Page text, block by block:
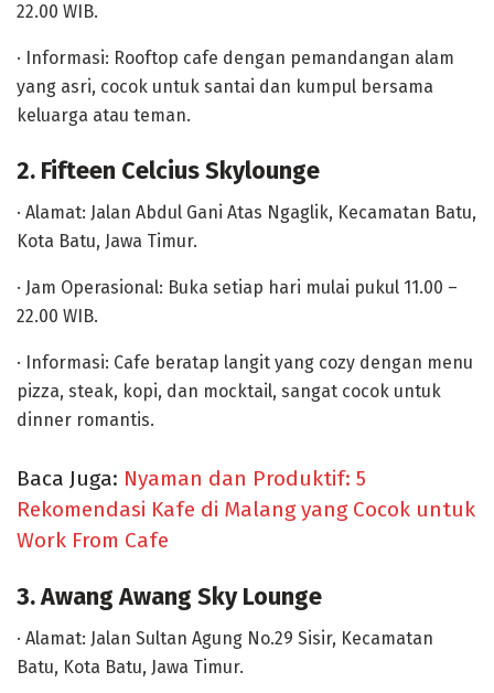
22.00 WIB.
· Informasi: Rooftop cafe dengan pemandangan alam
yang asri, cocok untuk santai dan kumpul bersama
keluarga atau teman.
2. Fifteen Celcius Skylounge
· Alamat: Jalan Abdul Gani Atas Ngaglik, Kecamatan Batu,
Kota Batu, Jawa Timur.
· Jam Operasional: Buka setiap hari mulai pukul 11.00 –
22.00 WIB.
· Informasi: Cafe beratap langit yang cozy dengan menu
pizza, steak, kopi, dan mocktail, sangat cocok untuk
dinner romantis.
Baca Juga: Nyaman dan Produktif: 5
Rekomendasi Kafe di Malang yang Cocok untuk
Work From Cafe
3. Awang Awang Sky Lounge
· Alamat: Jalan Sultan Agung No.29 Sisir, Kecamatan
Batu, Kota Batu, Jawa Timur.